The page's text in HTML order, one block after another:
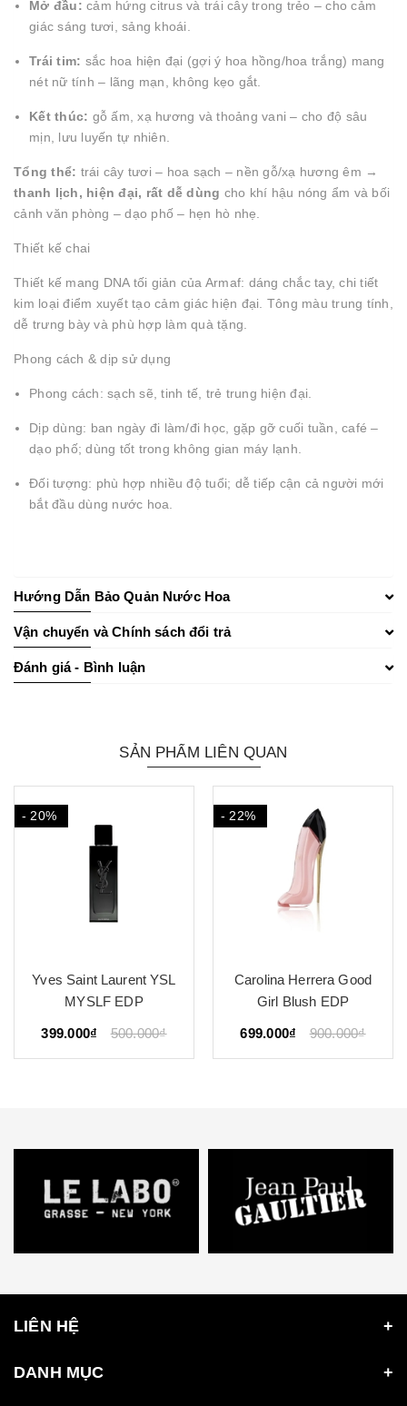
Mở đầu: cảm hứng citrus và trái cây trong trẻo – cho cảm
giác sáng tươi, sảng khoái.
Trái tim: sắc hoa hiện đại (gợi ý hoa hồng/hoa trắng) mang
nét nữ tính – lãng mạn, không kẹo gắt.
Kết thúc: gỗ ấm, xạ hương và thoảng vani – cho độ sâu
mịn, lưu luyến tự nhiên.
Tổng thể: trái cây tươi – hoa sạch – nền gỗ/xạ hương êm →
thanh lịch, hiện đại, rất dễ dùng cho khí hậu nóng ẩm và bối
cảnh văn phòng – dạo phố – hẹn hò nhẹ.
Thiết kế chai
Thiết kế mang DNA tối giản của Armaf: dáng chắc tay, chi tiết
kim loại điểm xuyết tạo cảm giác hiện đại. Tông màu trung tính,
dễ trưng bày và phù hợp làm quà tặng.
Phong cách & dịp sử dụng
Phong cách: sạch sẽ, tinh tế, trẻ trung hiện đại.
Dịp dùng: ban ngày đi làm/đi học, gặp gỡ cuối tuần, café –
dạo phố; dùng tốt trong không gian máy lạnh.
Đối tượng: phù hợp nhiều độ tuổi; dễ tiếp cận cả người mới
bắt đầu dùng nước hoa.
Hướng Dẫn Bảo Quản Nước Hoa
Vận chuyển và Chính sách đổi trả
Đánh giá - Bình luận
SẢN PHẨM LIÊN QUAN
- 20%
Yves Saint Laurent YSL
MYSLF EDP
399.000₫ 500.000₫
- 22%
Carolina Herrera Good
Girl Blush EDP
699.000₫ 900.000₫
LIÊN HỆ
DANH MỤC